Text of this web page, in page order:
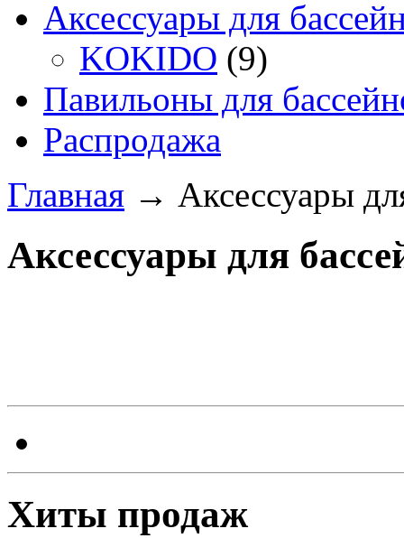
Аксессуары для
KOKIDO (9)
Павильоны для
Распродажа
Главная → Аксессуары
Аксессуары для
Хиты продаж